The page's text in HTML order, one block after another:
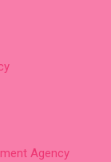
Agency